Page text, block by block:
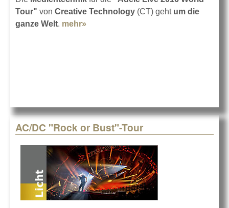
Tour" von Creative Technology (CT) gehtum die
ganze Welt. mehr»
AC/DC "Rock or Bust"-Tour